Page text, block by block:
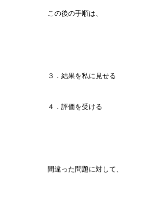
この後の手順は、
３．結果を私に見せる
４．評価を受ける
間違った問題に対して、